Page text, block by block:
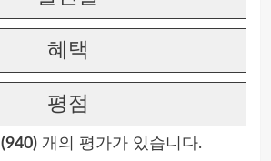
혜택
평점
(940) 개의 평가가 있습니다.